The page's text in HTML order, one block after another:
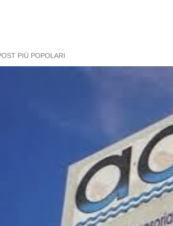
PIÙ POPOLARI